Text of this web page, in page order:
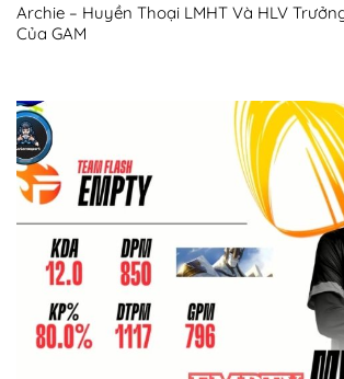
Archie – Huyền Thoại LMHT Và HLV
Của GAM